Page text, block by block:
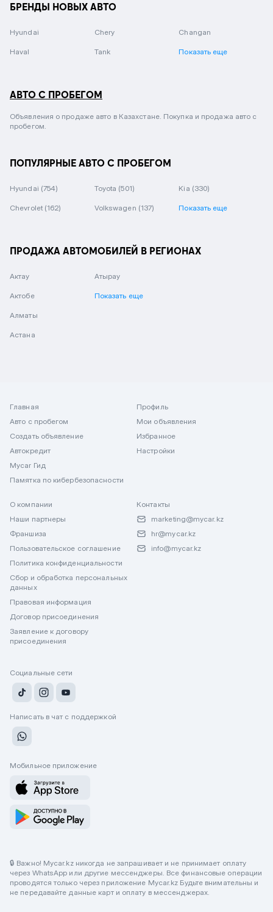
БРЕНДЫ НОВЫХ АВТО
Hyundai Chery Changan
Haval Tank Показать еще
АВТО С ПРОБЕГОМ
Объявления о продаже авто в Казахстане. Покупка и продажа авто с
пробегом.
ПОПУЛЯРНЫЕ АВТО С ПРОБЕГОМ
Hyundai (754) Toyota (501) Kia (330)
Chevrolet (162) Volkswagen (137) Показать еще
ПРОДАЖА АВТОМОБИЛЕЙ В РЕГИОНАХ
Актау
Актобе
Алматы
Астана
Атырау
Показать еще
Главная
Авто с пробегом
Создать объявление
Автокредит
Mycar Гид
Памятка по кибербезопасности
Профиль
Мои объявления
Избранное
Настройки
О компании
Наши партнеры
Франшиза
Пользовательское соглашение
Политика конфиденциальности
Сбор и обработка персональных
данных
Правовая информация
Договор присоединения
Заявление к договору
присоединения
Контакты
marketing@mycar.kz
hr@mycar.kz
info@mycar.kz
Социальные сети
Написать в чат с поддержкой
Мобильное приложение
🔒 Важно! Mycar.kz никогда не запрашивает и не принимает оплату
через WhatsApp или другие мессенджеры. Все финансовые операции
проводятся только через приложение Mycar.kz Будьте внимательны и
не передавайте данные карт и оплату в мессенджерах.